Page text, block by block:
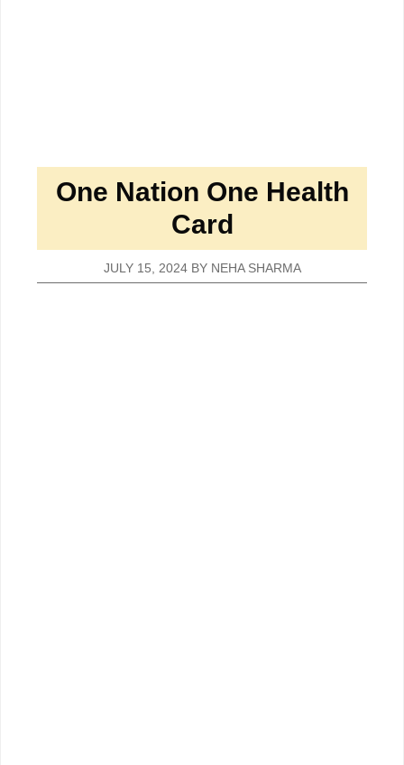
One Nation One Health
Card
JULY 15, 2024 BY NEHA SHARMA